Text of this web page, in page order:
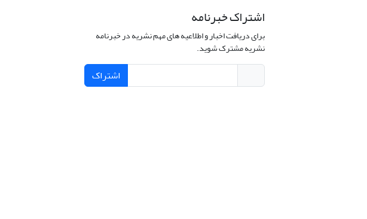
اشتراک خبرنامه
برای دریافت اخبار و اطلاعیه های مهم نشریه در خبرنامه
نشریه مشترک شوید.
اشتراک